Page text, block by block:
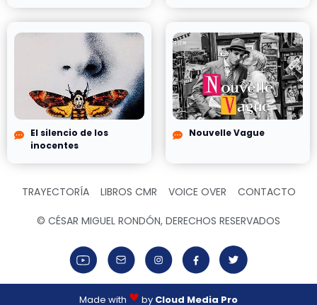
El silencio de los
inocentes
Nouvelle Vague
TRAYECTORÍA LIBROS CMR VOICE OVER CONTACTO
© CÉSAR MIGUEL RONDÓN, DERECHOS RESERVADOS
Made with by Cloud Media Pro